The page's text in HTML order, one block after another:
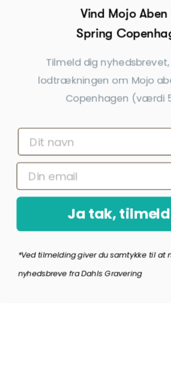
Begivenheder
Tilmeld dig nyhedsbrevet
Få nyheder, tips og tilbud før andre
*Ved at indsende denne formular accepterer jeg, at de
Gravering til at sende nyhedsbreve og kampagnetilbud.
Copyright © Dahls
Vind Mojo
Spring
Tilmeld dig
lodtrækningen om Mojo
Copenhagen (værdi
Ja tak,
*Ved tilmelding giver du samtykke til at
nyhedsbreve fra Dahls Gravering